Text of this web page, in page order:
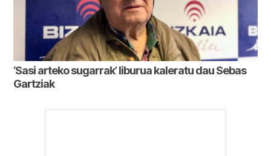
‘Sasi arteko sugarrak’ liburua kaleratu dau Sebas
Gartziak